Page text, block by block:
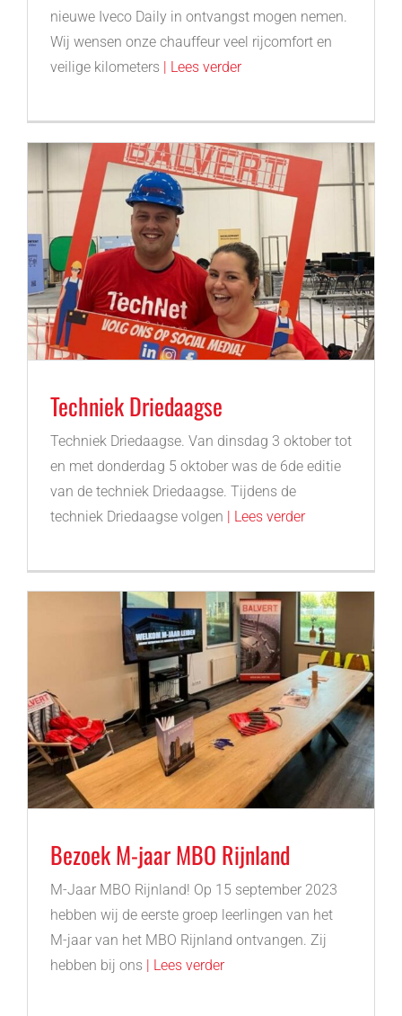
nieuwe Iveco Daily in ontvangst mogen nemen.
Wij wensen onze chauffeur veel rijcomfort en
veilige kilometers | Lees verder
Techniek Driedaagse
Techniek Driedaagse. Van dinsdag 3 oktober tot
en met donderdag 5 oktober was de 6de editie
van de techniek Driedaagse. Tijdens de
techniek Driedaagse volgen | Lees verder
Bezoek M-jaar MBO Rijnland
M-Jaar MBO Rijnland! Op 15 september 2023
hebben wij de eerste groep leerlingen van het
M-jaar van het MBO Rijnland ontvangen. Zij
hebben bij ons | Lees verder